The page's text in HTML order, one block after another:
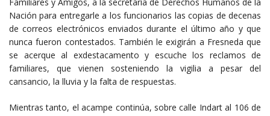
Nación para entregarle a los funcionarios las copias de decenas
de correos electrónicos enviados durante el último año y que
nunca fueron contestados. También le exigirán a Fresneda que
se acerque al exdestacamento y escuche los reclamos de
familiares, que vienen sosteniendo la vigilia a pesar del
cansancio, la lluvia y la falta de respuestas.
Mientras tanto, el acampe continúa, sobre calle Indart al 106 de